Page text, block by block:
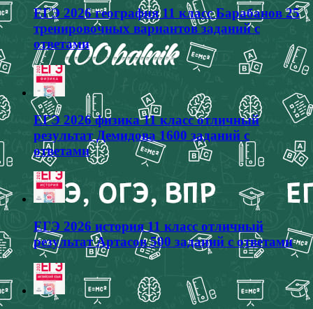
ЕГЭ 2026 география 11 класс Барабанов 25
тренировочных вариантов заданий с
ответами
ЕГЭ 2026 физика 11 класс отличный
результат Демидова 1600 заданий с
ответами
ЕГЭ 2026 история 11 класс отличный
результат Артасов 500 заданий с ответами